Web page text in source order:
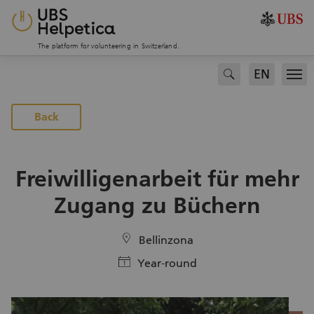
The platform for volunteering in Switzerland.
search EN
BackTo the projects page
Freiwilligenarbeit für mehr
Zugang zu Büchern
location Bellinzona
calendar Year-round